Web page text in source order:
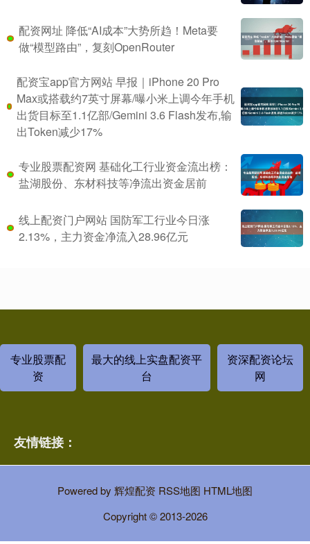
配资网址 降低“AI成本”大势所趋！Meta要
做“模型路由”，复刻OpenRouter
配资宝app官方网站 早报｜iPhone 20 Pro
Max或搭载约7英寸屏幕/曝小米上调今年手机
出货目标至1.1亿部/Gemini 3.6 Flash发布,输
出Token减少17%
专业股票配资网 基础化工行业资金流出榜：
盐湖股份、东材科技等净流出资金居前
线上配资门户网站 国防军工行业今日涨
2.13%，主力资金净流入28.96亿元
专业股票配
资
最大的线上实盘配资平
台
资深配资论坛
网
友情链接：
Powered by 辉煌配资 RSS地图 HTML地图
Copyright© 2013-2026